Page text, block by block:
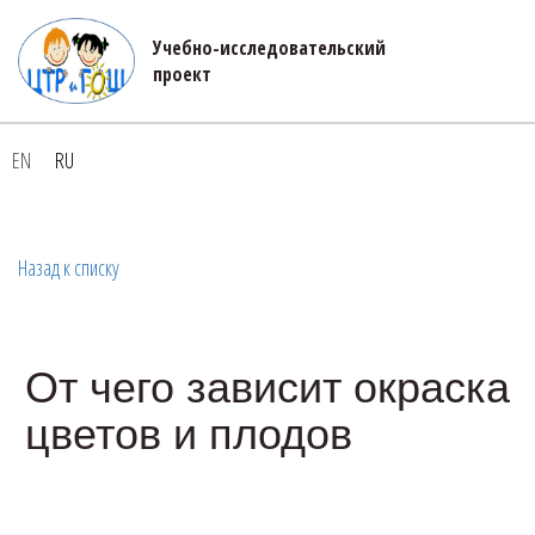
Учебно-исследовательский
проект
EN RU
Назад к списку
От чего зависит окраска
цветов и плодов